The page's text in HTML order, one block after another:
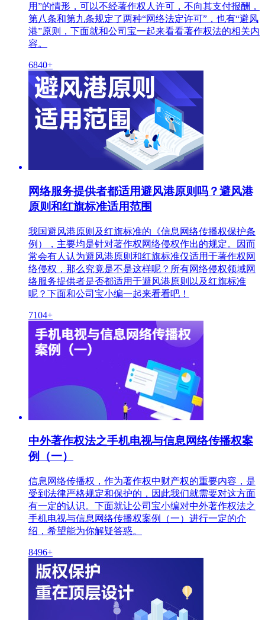
用”的情形，可以不经著作权人许可，不向其支付报酬，
第八条和第九条规定了两种“网络法定许可”，也有“避风
港”原则，下面就和公司宝一起来看看著作权法的相关内
容。
6840+
网络服务提供者都适用避风港原则吗？避风港
原则和红旗标准适用范围
我国避风港原则及红旗标准的《信息网络传播权保护条
例），主要均是针对著作权网络侵权作出的规定。因而
常会有人认为避风港原则和红旗标准仅适用于著作权网
络侵权，那么究竟是不是这样呢？所有网络侵权领域网
络服务提供者是否都适用于避风港原则以及红旗标准
呢？下面和公司宝小编一起来看看吧！
7104+
中外著作权法之手机电视与信息网络传播权案
例（一）
信息网络传播权，作为著作权中财产权的重要内容，是
受到法律严格规定和保护的，因此我们就需要对这方面
有一定的认识。下面就让公司宝小编对中外著作权法之
手机电视与信息网络传播权案例（一）进行一定的介
绍，希望能为你解疑答惑。
8496+